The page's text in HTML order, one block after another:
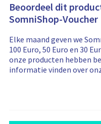
Beoordeel dit
SomniShop-Voucher
Elke maand geven we
100 Euro, 50 Euro en 30
onze producten hebben
informatie vinden over